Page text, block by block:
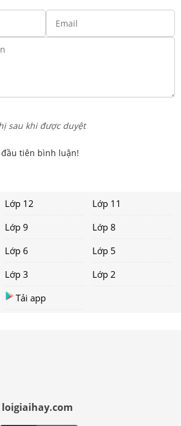
sau khi được duyệt
tiên bình luận!
Lớp 12
Lớp 11
Lớp 9
Lớp 8
Lớp 6
Lớp 5
Lớp 3
Lớp 2
Tải app
loigiaihay.com